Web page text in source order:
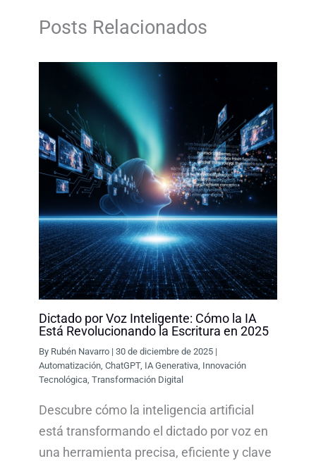
d
I
n
A
p
p
i
n
k
Posts Relacionados
Dictado por Voz Inteligente: Cómo la IA
Está Revolucionando la Escritura en 2025
By Rubén Navarro |30 de diciembre de 2025 |
Automatización,ChatGPT, IA Generativa, Innovación
Tecnológica,Transformación Digital
Descubre cómo la inteligencia artificial
está transformando el dictado por voz en
una herramienta precisa, eficiente y clave